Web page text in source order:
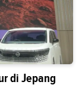
di Jepang